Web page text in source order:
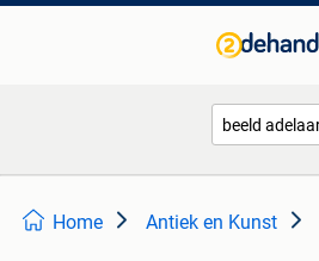
Home Antiek en Kunst